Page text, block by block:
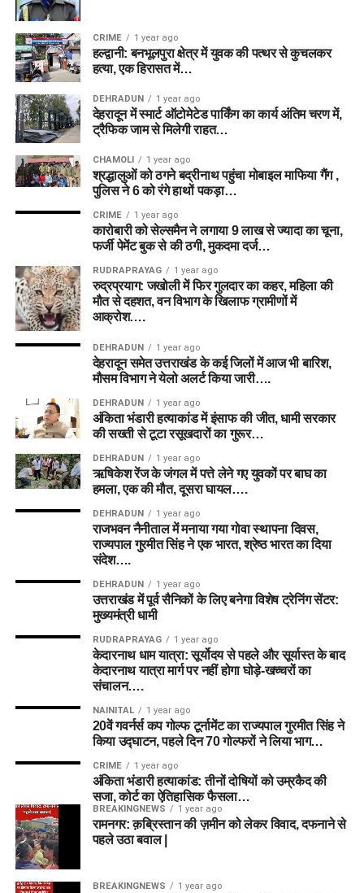
CRIME 1 year ago
हल्द्वानी: बनभूलपुरा क्षेत्र में युवक की पत्थर से कुचलकर
हत्या, एक हिरासत में…
DEHRADUN 1 year ago
देहरादून में स्मार्ट ऑटोमेटेड पार्किंग का कार्य अंतिम चरण में,
ट्रैफिक जाम से मिलेगी राहत…
CHAMOLI 1 year ago
श्रद्धालुओं को ठगने बद्रीनाथ पहुंचा मोबाइल माफिया गैंग ,
पुलिस ने 6 को रंगे हाथों पकड़ा…
CRIME 1 year ago
कारोबारी को सेल्समैन ने लगाया 9 लाख से ज्यादा का चूना,
फर्जी पेमेंट बुक से की ठगी, मुकदमा दर्ज…
RUDRAPRAYAG 1 year ago
रुद्रप्रयाग: जखोली में फिर गुलदार का कहर, महिला की
मौत से दहशत, वन विभाग के खिलाफ ग्रामीणों में
आक्रोश….
DEHRADUN 1 year ago
देहरादून समेत उत्तराखंड के कई जिलों में आज भी बारिश,
मौसम विभाग ने येलो अलर्ट किया जारी….
DEHRADUN 1 year ago
अंकिता भंडारी हत्याकांड में इंसाफ की जीत, धामी सरकार
की सख्ती से टूटा रसूखदारों का गुरूर…
DEHRADUN 1 year ago
ऋषिकेश रेंज के जंगल में पत्ते लेने गए युवकों पर बाघ का
हमला, एक की मौत, दूसरा घायल….
DEHRADUN 1 year ago
राजभवन नैनीताल में मनाया गया गोवा स्थापना दिवस,
राज्यपाल गुरमीत सिंह ने एक भारत, श्रेष्ठ भारत का दिया
संदेश….
DEHRADUN 1 year ago
उत्तराखंड में पूर्व सैनिकों के लिए बनेगा विशेष ट्रेनिंग सेंटर:
मुख्यमंत्री धामी
RUDRAPRAYAG 1 year ago
केदारनाथ धाम यात्रा: सूर्योदय से पहले और सूर्यास्त के बाद
केदारनाथ यात्रा मार्ग पर नहीं होगा घोड़े-खच्चरों का
संचालन….
NAINITAL 1 year ago
20वें गवर्नर्स कप गोल्फ टूर्नामेंट का राज्यपाल गुरमीत सिंह ने
किया उद्घाटन, पहले दिन 70 गोल्फरों ने लिया भाग…
CRIME 1 year ago
अंकिता भंडारी हत्याकांड: तीनों दोषियों को उम्रकैद की
सजा, कोर्ट का ऐतिहासिक फैसला…
BREAKINGNEWS 1 year ago
रामनगर: क़ब्रिस्तान की ज़मीन को लेकर विवाद, दफनाने से
पहले उठा बवाल |
BREAKINGNEWS 1 year ago